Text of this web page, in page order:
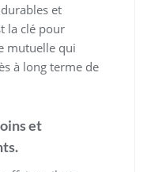
et
la clé pour
mutuelle qui
à long terme de
et